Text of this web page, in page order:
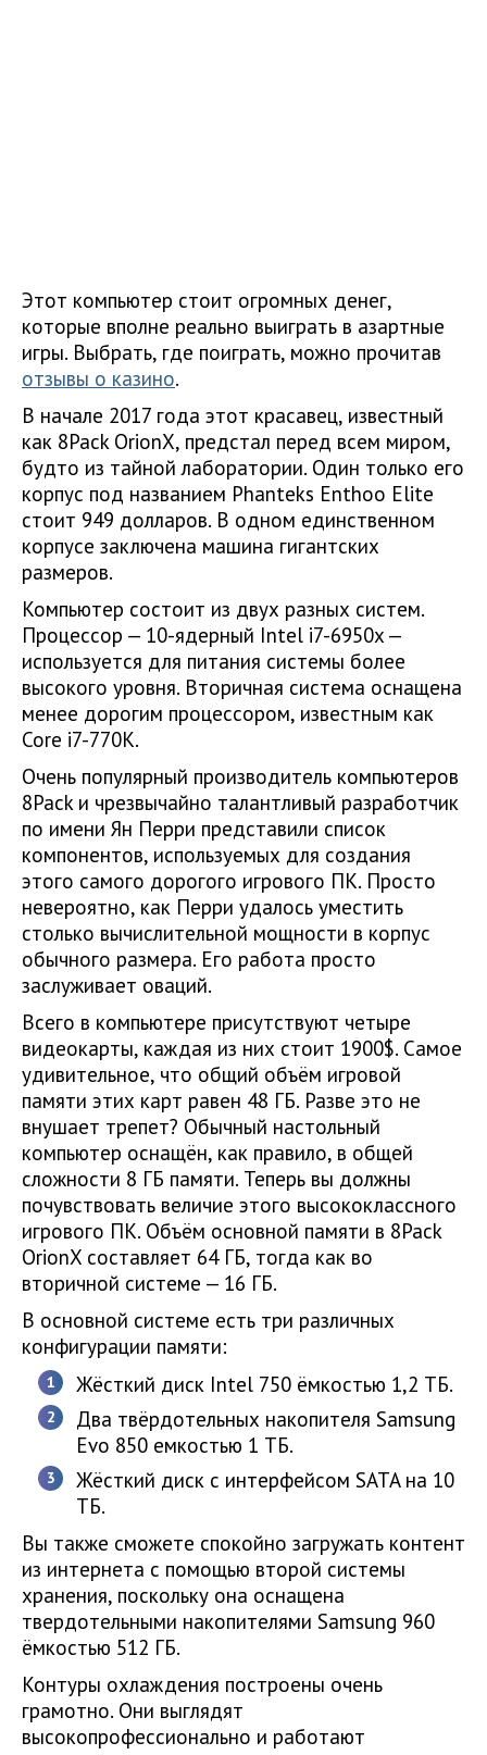
Этот компьютер стоит огромных денег,
которые вполне реально выиграть в азартные
игры. Выбрать, где поиграть, можно прочитав
отзывы о казино.
В начале 2017 года этот красавец, известный
как 8Pack OrionX, предстал перед всем миром,
будто из тайной лаборатории. Один только его
корпус под названием Phanteks Enthoo Elite
стоит 949 долларов. В одном единственном
корпусе заключена машина гигантских
размеров.
Компьютер состоит из двух разных систем.
Процессор — 10-ядерный Intel i7-6950x —
используется для питания системы более
высокого уровня. Вторичная система оснащена
менее дорогим процессором, известным как
Core i7-770K.
Очень популярный производитель компьютеров
8Pack и чрезвычайно талантливый разработчик
по имени Ян Перри представили список
компонентов, используемых для создания
этого самого дорогого игрового ПК. Просто
невероятно, как Перри удалось уместить
столько вычислительной мощности в корпус
обычного размера. Его работа просто
заслуживает оваций.
Всего в компьютере присутствуют четыре
видеокарты, каждая из них стоит 1900$. Самое
удивительное, что общий объём игровой
памяти этих карт равен 48 ГБ. Разве это не
внушает трепет? Обычный настольный
компьютер оснащён, как правило, в общей
сложности 8 ГБ памяти. Теперь вы должны
почувствовать величие этого высококлассного
игрового ПК. Объём основной памяти в 8Pack
OrionX составляет 64 ГБ, тогда как во
вторичной системе — 16 ГБ.
В основной системе есть три различных
конфигурации памяти:
Жёсткий диск Intel 750 ёмкостью 1,2 ТБ.
Два твёрдотельных накопителя Samsung
Evo 850 емкостью 1 ТБ.
Жёсткий диск с интерфейсом SATA на 10
ТБ.
Вы также сможете спокойно загружать контент
из интернета с помощью второй системы
хранения, поскольку она оснащена
твердотельными накопителями Samsung 960
ёмкостью 512 ГБ.
Контуры охлаждения построены очень
грамотно. Они выглядят
высокопрофессионально и работают